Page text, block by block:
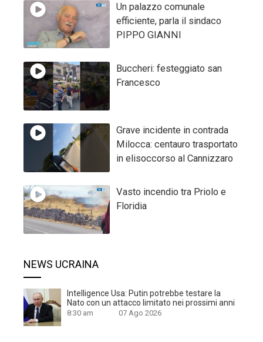
Un palazzo comunale
efficiente, parla il sindaco
PIPPO GIANNI
Buccheri: festeggiato san
Francesco
Grave incidente in contrada
Milocca: centauro trasportato
in elisoccorso al Cannizzaro
Vasto incendio tra Priolo e
Floridia
NEWS UCRAINA
Intelligence Usa: Putin potrebbe testare la
Nato con un attacco limitato nei prossimi anni
8:30 am 07 Ago 2026